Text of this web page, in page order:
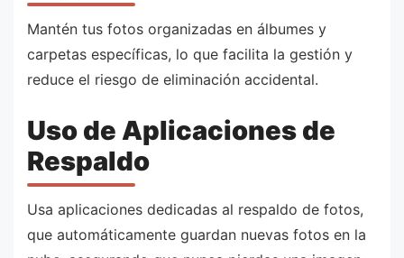
Mantén tus fotos organizadas en álbumes y
carpetas específicas, lo que facilita la gestión y
reduce el riesgo de eliminación accidental.
Uso de Aplicaciones de
Respaldo
Usa aplicaciones dedicadas al respaldo de fotos,
que automáticamente guardan nuevas fotos en la